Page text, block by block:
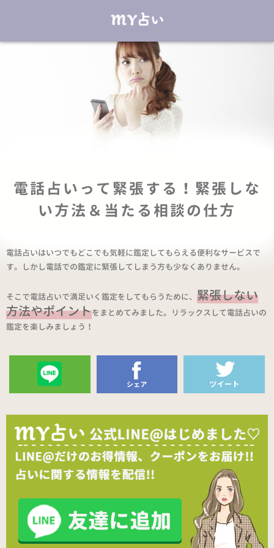
電話占いって緊張する！緊張しな
い方法＆当たる相談の仕方
電話占いはいつでもどこでも気軽に鑑定してもらえる便利なサービスで
す。しかし電話での鑑定に緊張してしまう方も少なくありません。
そこで電話占いで満足いく鑑定をしてもらうために、 緊張しない
方法やポイントをまとめてみました。リラックスして電話占いの
鑑定を楽しみましょう！
送る